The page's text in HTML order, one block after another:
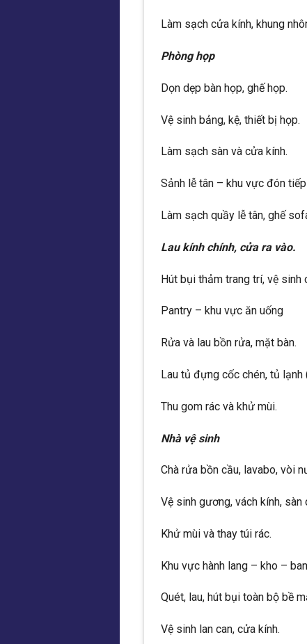
Làm sạch cửa kính, khung
Phòng họp
Dọn dẹp bàn họp, ghế họp.
Vệ sinh bảng, kệ, thiết bị họp.
Làm sạch sàn và cửa kính.
Sảnh lễ tân – khu vực đón tiếp
Làm sạch quầy lễ tân, ghế
Lau kính chính, cửa ra vào.
Hút bụi thảm trang trí, vệ sinh
Pantry – khu vực ăn uống
Rửa và lau bồn rửa, mặt bàn.
Lau tủ đựng cốc chén, tủ lạnh
Thu gom rác và khử mùi.
Nhà vệ sinh
Chà rửa bồn cầu, lavabo, vòi
Vệ sinh gương, vách kính, sàn
Khử mùi và thay túi rác.
Khu vực hành lang – kho –
Quét, lau, hút bụi toàn bộ bề
Vệ sinh lan can, cửa kính.